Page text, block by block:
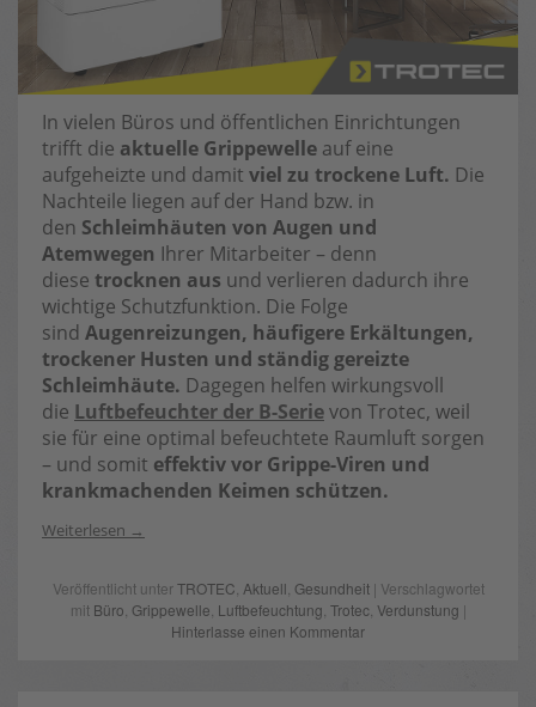
In vielen Büros und öffentlichen Einrichtungen
trifft die aktuelle Grippewelle auf eine
aufgeheizte und damit viel zu trockene Luft. Die
Nachteile liegen auf der Hand bzw. in
den Schleimhäuten von Augen und
Atemwegen Ihrer Mitarbeiter – denn
diese trocknen aus und verlieren dadurch ihre
wichtige Schutzfunktion. Die Folge
sind Augenreizungen, häufigere Erkältungen,
trockener Husten und ständig gereizte
Schleimhäute. Dagegen helfen wirkungsvoll
die Luftbefeuchter der B-Serievon Trotec, weil
sie für eine optimal befeuchtete Raumluft sorgen
– und somit effektiv vor Grippe-Viren und
krankmachenden Keimen schützen.
Weiterlesen
Veröffentlicht unterTROTEC Aktuell Gesundheit| Verschlagwortet
mit Büro Grippewelle Luftbefeuchtung Trotec, Verdunstung |
Hinterlasse einen Kommentar